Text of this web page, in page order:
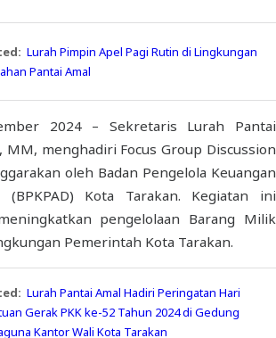
Lurah Pimpin Apel Pagi Rutin di Lingkungan
Pantai Amal
2024 – Sekretaris Lurah Pantai
MM, menghadiri Focus Group Discussion
oleh Badan Pengelola Keuangan
Kota Tarakan. Kegiatan ini
pengelolaan Barang Milik
Pemerintah Kota Tarakan.
Lurah Pantai Amal Hadiri Peringatan Hari
Gerak PKK ke-52 Tahun 2024 di Gedung
Kantor Wali Kota Tarakan